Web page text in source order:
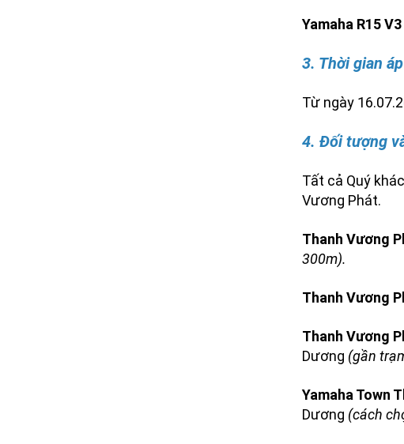
Yamaha R15
3. Thời gian
Từ ngày
4. Đối tượng
Tất cả Quý
Vương Phát.
Thanh Vương
300m).
Thanh Vương
Thanh Vương
Dương (gần
Yamaha Town
Dương (cách